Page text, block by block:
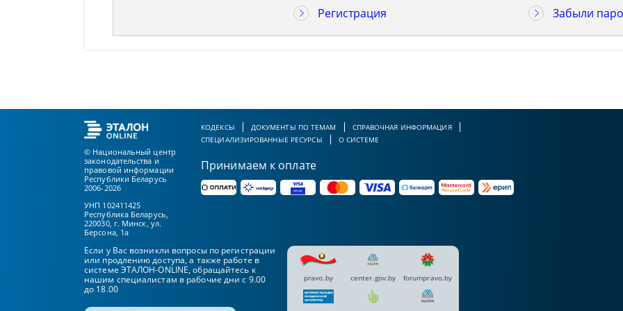
Регистрация Забыли
© Национальный центр
законодательства и
правовой информации
Республики Беларусь
2006-2026
УНП 102411425
Республика Беларусь,
220030, г. Минск, ул.
Берсона, 1а
КОДЕКСЫ ДОКУМЕНТЫ ПО ТЕМАМ
СПРАВОЧНАЯ ИНФОРМАЦИЯ
СПЕЦИАЛИЗИРОВАННЫЕ РЕСУРСЫ
О СИСТЕМЕ
Принимаем к оплате
Если у Вас возникли вопросы по регистрации
или продлению доступа, а также работе в
системе ЭТАЛОН-ONLINE, обращайтесь к
нашим специалистам в рабочие дни с 9.00
до 18.00
pravo.by center.gov.by forumpravo.by